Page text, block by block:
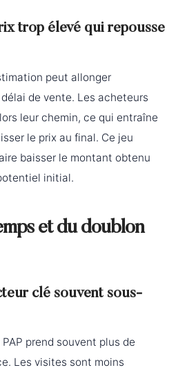
trop élevé qui repousse
peut allonger
de vente. Les acheteurs
leur chemin, ce qui entraîne
le prix au final. Ce jeu
baisser le montant obtenu
initial.
et du doublon
clé souvent sous-
prend souvent plus de
Les visites sont moins